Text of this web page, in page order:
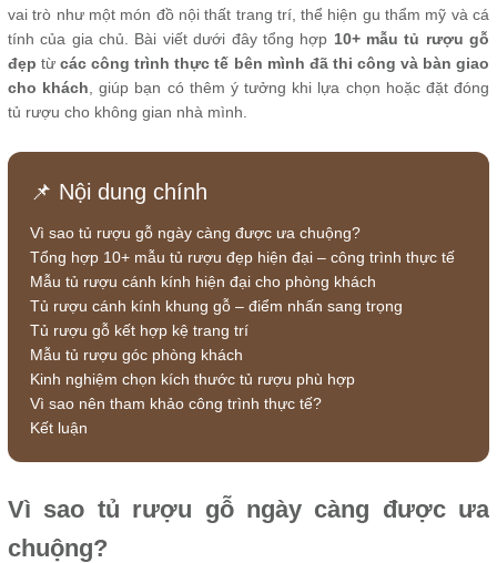
vai trò như một món đồ nội thất trang trí, thể hiện gu thẩm mỹ và cá
tính của gia chủ. Bài viết dưới đây tổng hợp 10+ mẫu tủ rượu gỗ
đẹp từcác công trình thực tế bên mình đã thi công và bàn giao
cho khách , giúp bạn có thêm ý tưởng khi lựa chọn hoặc đặt đóng
tủ rượu cho không gian nhà mình.
📌 Nội dung chính
Vì sao tủ rượu gỗ ngày càng được ưa chuộng?
Tổng hợp 10+ mẫu tủ rượu đẹp hiện đại – công trình thực tế
Mẫu tủ rượu cánh kính hiện đại cho phòng khách
Tủ rượu cánh kính khung gỗ – điểm nhấn sang trọng
Tủ rượu gỗ kết hợp kệ trang trí
Mẫu tủ rượu góc phòng khách
Kinh nghiệm chọn kích thước tủ rượu phù hợp
Vì sao nên tham khảo công trình thực tế?
Kết luận
Vì sao tủ rượu gỗ ngày càng được ưa
chuộng?